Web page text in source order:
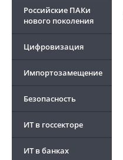
Российские ПАКи
нового поколения
Цифровизация
Импортозамещение
Безопасность
ИТ в госсекторе
ИТ в банках